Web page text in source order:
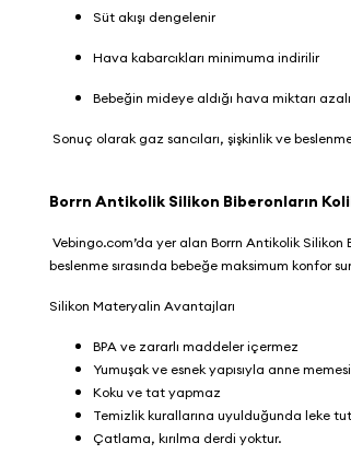
Süt akışı dengelenir
Hava kabarcıkları minimuma indirilir
Bebeğin mideye aldığı hava miktarı
Sonuç olarak gaz sancıları, şişkinlik ve
Borrn Antikolik Silikon Biberonların
Vebingo.com’da yer alanBorrn Antikolik Silikon
beslenme sırasında bebeğe maksimum konfor
Silikon Materyalin Avantajları
BPA ve zararlı maddeler içermez
Yumuşak ve esnek yapısıyla anne
Koku ve tat yapmaz
Temizlik kurallarına uyulduğunda leke
Çatlama, kırılma derdi yoktur.